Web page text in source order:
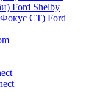
Ford Shelby
Ford